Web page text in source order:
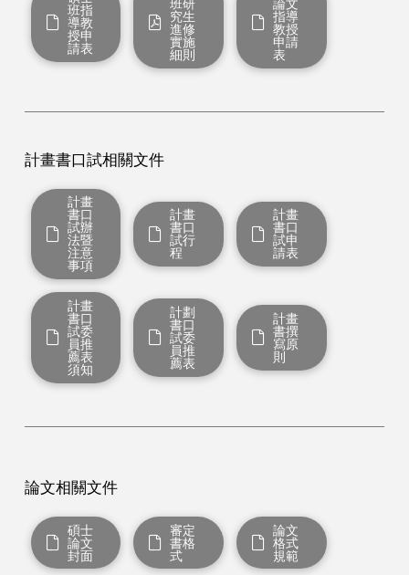
班指
導教
授申
請表
究生
進修
實施
細則
指導
教授
申請
表
計畫書口試相關文件
計畫
書口
試辦
法暨
注意
事項
計畫
書口
試行
程
計畫
書口
試申
請表
計畫
書口
試委
員推
薦表
須知
計劃
書口
試委
員推
薦表
計畫
書撰
寫原
則
論文相關文件
碩士
論文
封面
審定
書格
式
論文
格式
規範